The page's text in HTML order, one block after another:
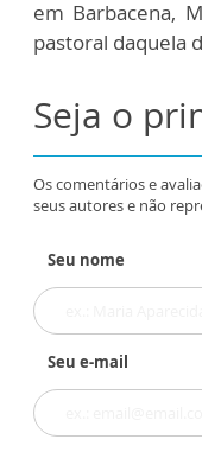
em Barbacena,
pastoral daquela
Seja o
Os comentários e
seus autores e não
Seu nome
Seu e-mail